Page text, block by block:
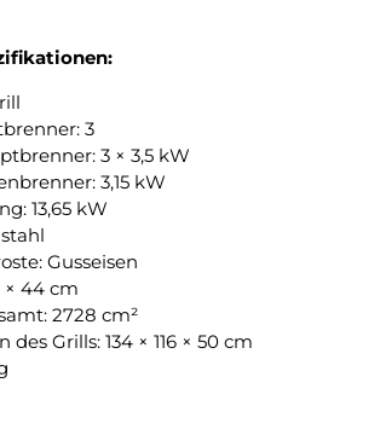
3
3 × 3,5 kW
3,15 kW
13,65 kW
Gusseisen
× 44 cm
2728 cm²
Grills: 134 × 116 × 50 cm